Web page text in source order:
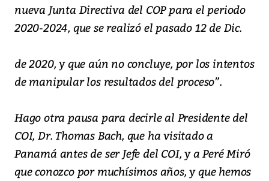
nueva Junta Directiva del COP para el periodo
2020-2024, que se realizó el pasado 12 de Dic.
de 2020, y que aún no concluye, por los intentos
de manipular los resultados del proceso”.
Hago otra pausa para decirle al Presidente del
COI, Dr. Thomas Bach, que ha visitado a
Panamá antes de ser Jefe del COI, y a Peré Miró
que conozco por muchísimos años, y que hemos